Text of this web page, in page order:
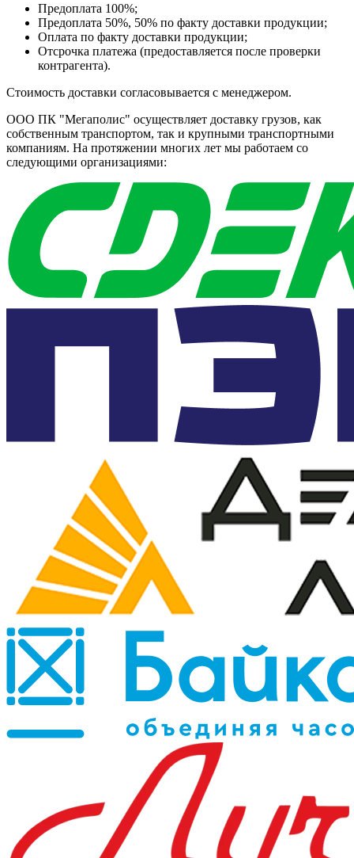
Предоплата 100%;
Предоплата 50%, 50% по факту доставки продукции;
Оплата по факту доставки продукции;
Отсрочка платежа (предоставляется после проверки
контрагента).
Стоимость доставки согласовывается с менеджером.
ООО ПК "Мегаполис" осуществляет доставку грузов, как
собственным транспортом, так и крупными транспортными
компаниям. На протяжении многих лет мы работаем со
следующими организациями: